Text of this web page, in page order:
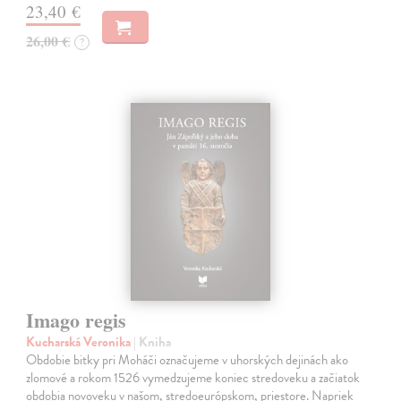
23,40 €
26,00 € ?
Imago regis
Kucharská Veronika| Kniha
Obdobie bitky pri Moháči označujeme v uhorských dejinách ako
zlomové a rokom 1526 vymedzujeme koniec stredoveku a začiatok
obdobia novoveku v našom, stredoeurópskom, priestore. Napriek